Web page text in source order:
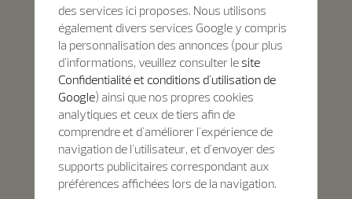
des services ici proposes. Nous utilisons
également divers services Google y compris
la personnalisation des annonces (pour plus
d'informations, veuillez consulter le site
Confidentialité et conditions d'utilisation de
Google) ainsi que nos propres cookies
analytiques et ceux de tiers afin de
comprendre et d'améliorer l'expérience de
navigation de l'utilisateur, et d'envoyer des
supports publicitaires correspondant aux
préférences affichées lors de la navigation.